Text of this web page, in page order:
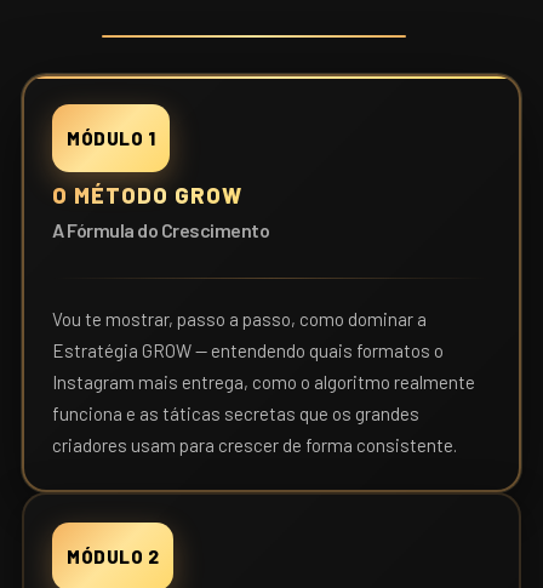
MÓDULO 1
O MÉTODO GROW
A Fórmula do Crescimento
Vou te mostrar, passo a passo, como dominar a
Estratégia GROW — entendendo quais formatos o
Instagram mais entrega, como o algoritmo realmente
funciona e as táticas secretas que os grandes
criadores usam para crescer de forma consistente.
MÓDULO 2